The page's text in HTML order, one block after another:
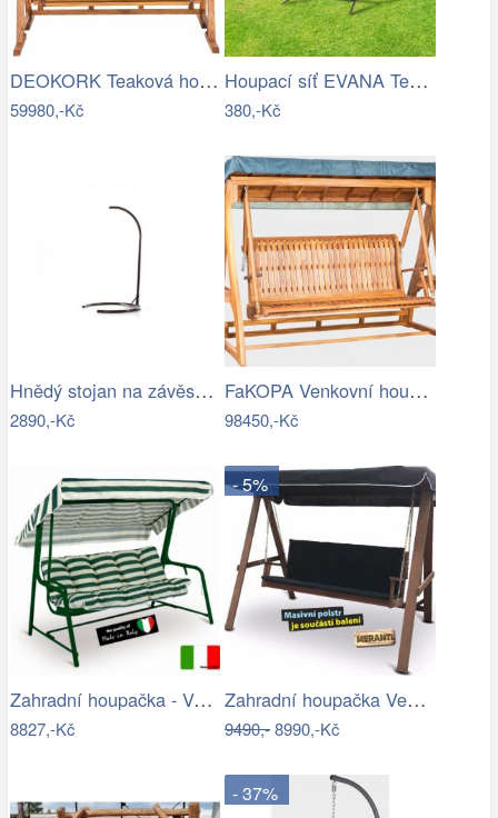
DEOKORK Teaková houpačka AVANTI Šíře…
59980,-Kč
Houpací síť EVANA Tempo Kondela
380,-Kč
Hnědý stojan na závěsné houpací křeslo…
2890,-Kč
FaKOPA Venkovní houpačka ze dřeva…
98450,-Kč
Zahradní houpačka - VGD
8827,-Kč
- 5%
Zahradní houpačka VeGA BAHARA Mdum
9490,-8990,-Kč
- 37%